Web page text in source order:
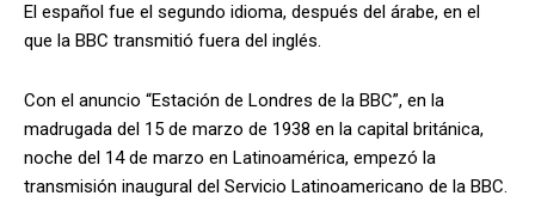
El español fue el segundo idioma, después del árabe, en el
que la BBC transmitió fuera del inglés.
Con el anuncio “Estación de Londres de la BBC”, en la
madrugada del 15 de marzo de 1938 en la capital británica,
noche del 14 de marzo en Latinoamérica, empezó la
transmisión inaugural del Servicio Latinoamericano de la BBC.